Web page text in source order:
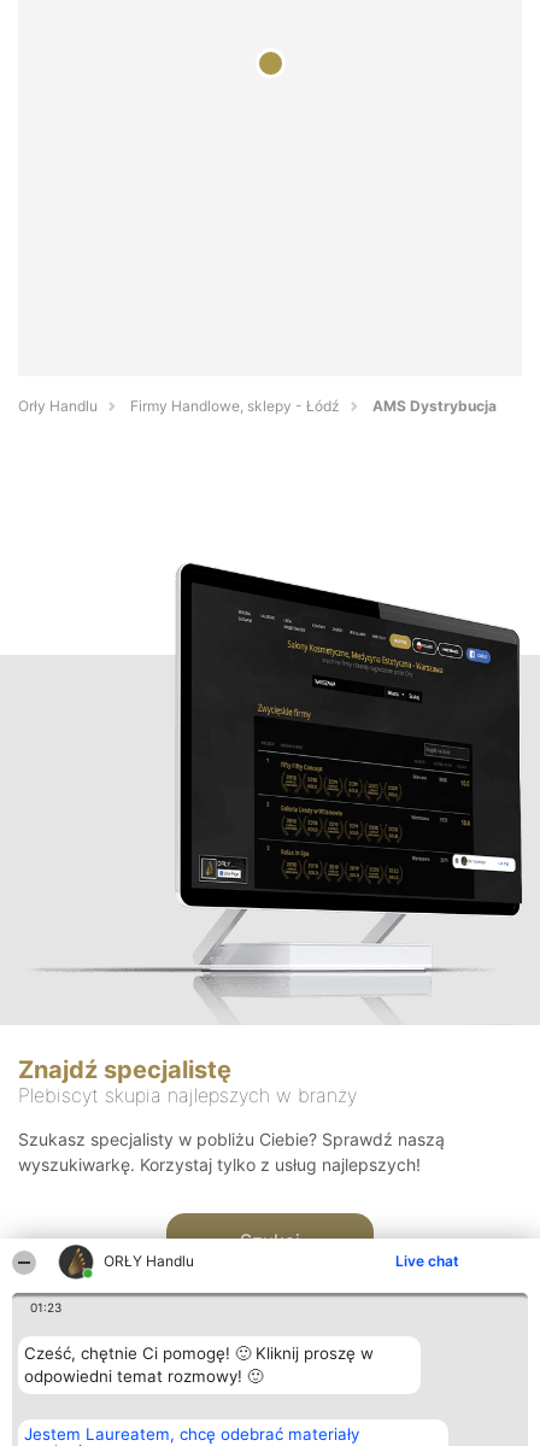
ORŁY Handlu Live chat
01:23
Cześć, chętnie Ci pomogę! 🙂 Kliknij proszę w
odpowiedni temat rozmowy! 🙂
Jestem Laureatem, chcę odebrać materiały
Orły Handlu Firmy Handlowe, sklepy - Łódź AMS Dystrybucja
Znajdź specjalistę
Plebiscyt skupia najlepszych w branży
Szukasz specjalisty w pobliżu Ciebie? Sprawdź naszą
wyszukiwarkę. Korzystaj tylko z usług najlepszych!
Szukaj
Organizator plebiscytu
Bright Side Solutions sp. z o.
Plebiscyt
Laureaci
Kontakt
Kontakt